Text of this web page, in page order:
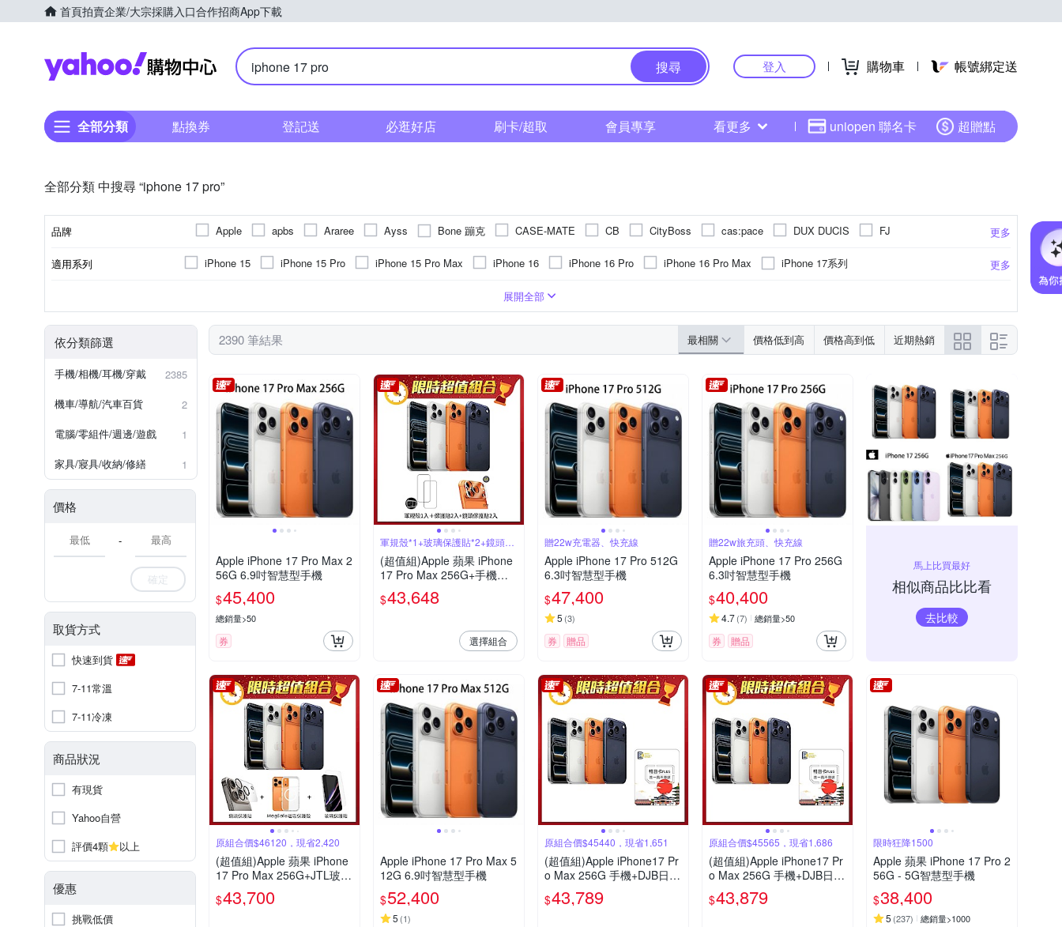
首頁拍賣企業/大宗採購入口合作招商App下載
Yahoo購物中心
搜尋 登入 購物車 帳號綁定送
全部分類 點換券 登記送 必逛好店 刷卡/超取 會員專享 看更多 uniopen 聯名卡 超贈點
全部分類 中搜尋 “iphone 17 pro”
品牌 更多
Apple apbs Araree Ayss Bone 蹦克 CASE-MATE CB CityBoss cas:pace DUX DUCIS
FJ
GCOMM
GOR GARMMA hoda HIPPORIZZ 河馬引力 IMAK iMos IN7 INGENI
IDEAMON 怪獸選物
Q哥
RHINOSHIELD 犀牛盾 Rearth RedMoon Rimowa Ringke SNOOPY 史努比 SmallRig 斯莫格 Spigen
STC
SP CONNECT
YOURS ZIFRIEND
反骨創意
適用系列 更多
iPhone 15 iPhone 15 Pro iPhone 15 Pro Max iPhone 16 iPhone 16 Pro iPhone 16 Pro Max
iPhone 17系列
iPhone 13 Pro
iPhone14 (6.1)
iPhone14 Pro (6.1) iPhone14 Pro Max (6.7) iPhone 11 iPhone 11 Pro Max iPhone 12
iPhone 12 Pro
iPhone 12 Pro Max
iPhone 6 /6s
iPhone 6 Plus / 6s plus
iPhone 5 系列
iPhone14 Plus (6.7) Samsung S系列 OPPO R15系列 Samsung A系列 Samsung NOTE 系列
vivo系列
小米系列
紅米系列 其他品牌 iPhone其他系列 OPPO其他系列 Samsung 其他系列
防窺
碳纖 塑膠(PVC)
保護殼
展開全部
依分類篩選
手機/相機/耳機/穿戴
2385
機車/導航/汽車百貨
2
電腦/零組件/週邊/遊戲
1
家具/寢具/收納/修繕
1
價格
-
確定
取貨方式
快速到貨
7-11常溫
7-11冷凍
商品狀況
有現貨
Yahoo自營
評價4顆
以上
優惠
挑戰低價
2390 筆結果 最相關 價格低到高 價格高到低 近期熱銷
Apple iPhone 17 Pro Max 2
56G 6.9吋智慧型手機
$45,400
總銷量>50
券
軍規殼*1+玻璃保護貼*2+鏡頭貼
*2
(超值組)Apple 蘋果 iPhone
17 Pro Max 256G+手機殼
貼3件組+鏡頭保護貼*2
$43,648
選擇組合
贈22w充電器、快充線
Apple iPhone 17 Pro 512G
6.3吋智慧型手機
$47,400
5 (3)
券 贈品
贈22w旅充頭、快充線
Apple iPhone 17 Pro 256G
6.3吋智慧型手機
$40,400
4.7(7) 總銷量>50
券 贈品
馬上比買最好
相似商品比比看
去比較
原組合價$46120，現省2,420
(超值組)Apple 蘋果 iPhone
17 Pro Max 256G+JTL玻璃
保護貼+Timo MagSafe磁吸
保護殼+鏡頭保護貼
$43,700
Apple iPhone 17 Pro Max 5
12G 6.9吋智慧型手機
$52,400
5 (1)
原組合價$45440，現省1,651
(超值組)Apple iPhone17 Pr
o Max 256G 手機+DJB日本
3天吃到飽不降速上網SIM卡
$43,789
原組合價$45565，現省1,686
(超值組)Apple iPhone17 Pr
o Max 256G 手機+DJB日本
4天吃到飽不降速上網SIM卡
$43,879
限時狂降1500
Apple 蘋果 iPhone 17 Pro 2
56G - 5G智慧型手機
$38,400
5 (237) 總銷量>1000